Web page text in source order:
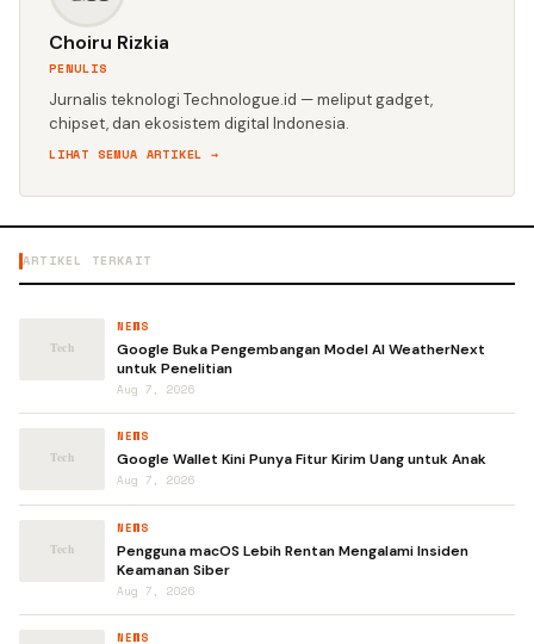
Choiru Rizkia
PENULIS
Jurnalis teknologi Technologue.id — meliput gadget,
chipset, dan ekosistem digital Indonesia.
LIHAT SEMUA ARTIKEL →
ARTIKEL TERKAIT
NEWS
Google Buka Pengembangan Model AI WeatherNext
untuk Penelitian
Aug 7, 2026
NEWS
Google Wallet Kini Punya Fitur Kirim Uang untuk Anak
Aug 7, 2026
NEWS
Pengguna macOS Lebih Rentan Mengalami Insiden
Keamanan Siber
Aug 7, 2026
NEWS